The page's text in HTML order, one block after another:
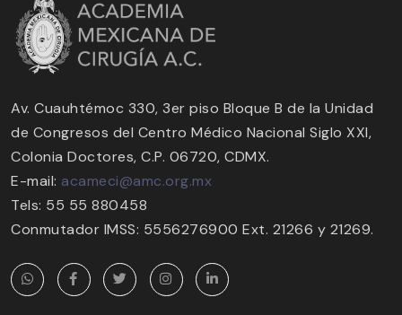
Av. Cuauhtémoc 330, 3er piso Bloque B de la Unidad
de Congresos del Centro Médico Nacional Siglo XXI,
Colonia Doctores, C.P. 06720, CDMX.
E-mail: acameci@amc.org.mx
Tels: 55 55 880458
Conmutador IMSS: 5556276900 Ext. 21266 y 21269.